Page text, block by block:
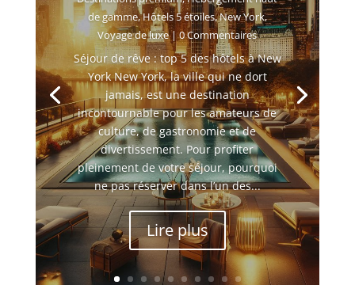
de gamme,Hôtels 5 étoiles,New York,
Voyage de luxe| 0 Commentaires
Séjour de rêve : top 5 des hôtels à New
York New York, la ville qui ne dort
jamais, est une destination
incontournable pour les amateurs de
culture, de gastronomie et de
divertissement. Pour profiter
pleinement de votre séjour, pourquoi
ne pas réserver dans l’un des...
Lire plus